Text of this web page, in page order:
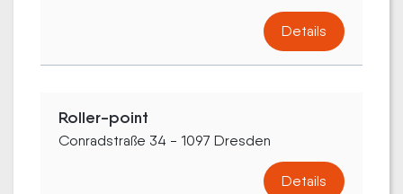
Details
Roller-point
Conradstraße 34 - 1097 Dresden
Details